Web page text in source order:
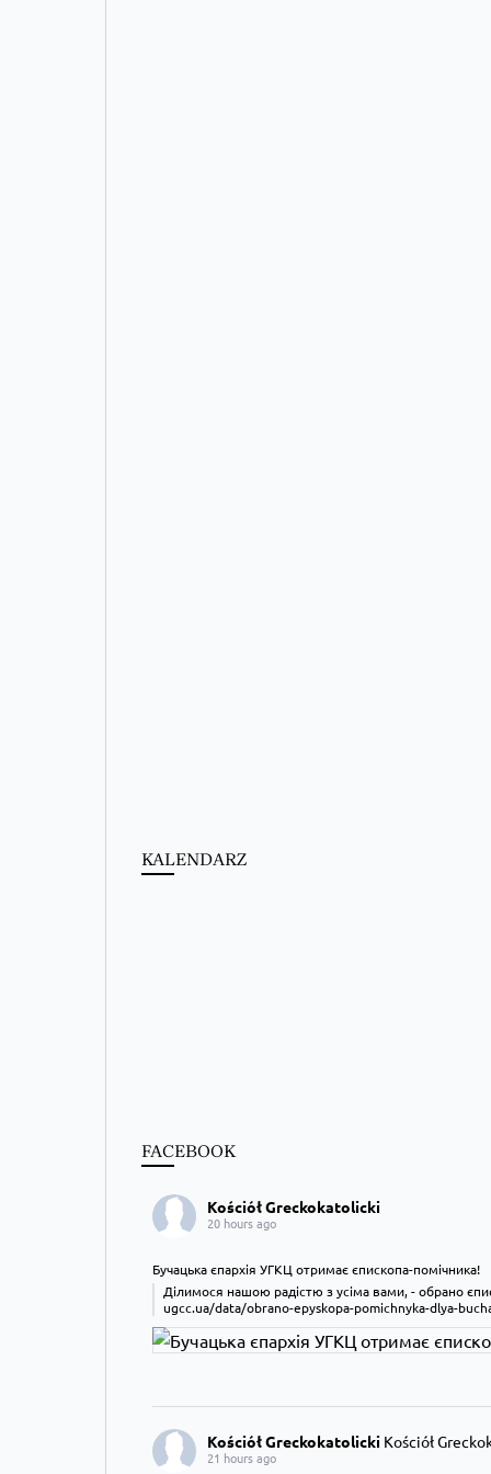
KALENDARZ
FACEBOOK
Kościół Greckokatolicki
20 hours ago
Бучацька єпархія УГКЦ отримає єпископа-помічника!
Ділимося нашою радістю з усіма вами, - обрано
ugcc.ua/data/obrano-epyskopa-pomichnyka-dlya-
Kościół Greckokatolicki Kościół
21 hours ago